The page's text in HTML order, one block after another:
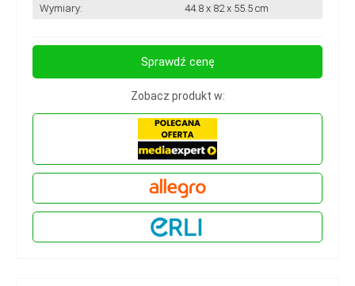
Wymiary:
44.8 x 82 x 55.5 cm
Sprawdź cenę
Zobacz produkt w: